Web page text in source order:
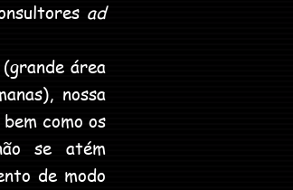
ad
área
nossa
como os
se atém
de modo